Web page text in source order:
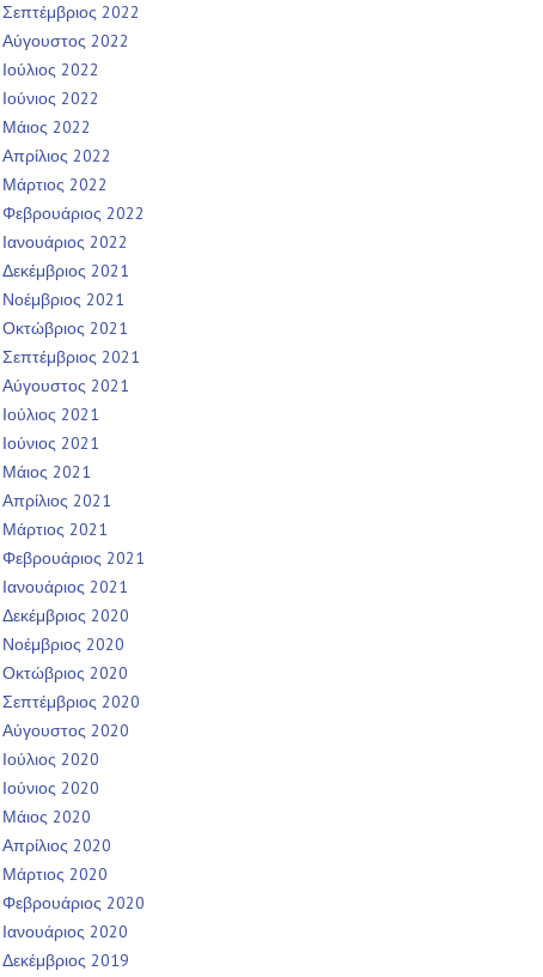
Σεπτέμβριος 2022
Αύγουστος 2022
Ιούλιος 2022
Ιούνιος 2022
Μάιος 2022
Απρίλιος 2022
Μάρτιος 2022
Φεβρουάριος 2022
Ιανουάριος 2022
Δεκέμβριος 2021
Νοέμβριος 2021
Οκτώβριος 2021
Σεπτέμβριος 2021
Αύγουστος 2021
Ιούλιος 2021
Ιούνιος 2021
Μάιος 2021
Απρίλιος 2021
Μάρτιος 2021
Φεβρουάριος 2021
Ιανουάριος 2021
Δεκέμβριος 2020
Νοέμβριος 2020
Οκτώβριος 2020
Σεπτέμβριος 2020
Αύγουστος 2020
Ιούλιος 2020
Ιούνιος 2020
Μάιος 2020
Απρίλιος 2020
Μάρτιος 2020
Φεβρουάριος 2020
Ιανουάριος 2020
Δεκέμβριος 2019